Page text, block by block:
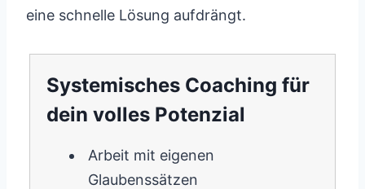
eine schnelle Lösung aufdrängt.
Systemisches Coaching für
dein volles Potenzial
Arbeit mit eigenen
Glaubenssätzen